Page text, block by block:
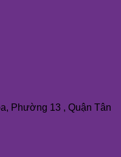
Phường 13 , Quận Tân